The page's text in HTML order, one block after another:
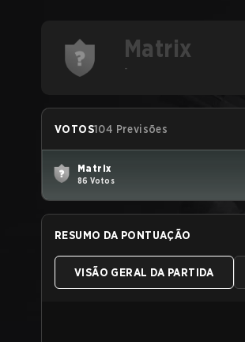
Matrix
-
VOTOS104 Previsões
Matrix
86 Votos
RESUMO DA PONTUAÇÃO
VISÃO GERAL DA PARTIDA